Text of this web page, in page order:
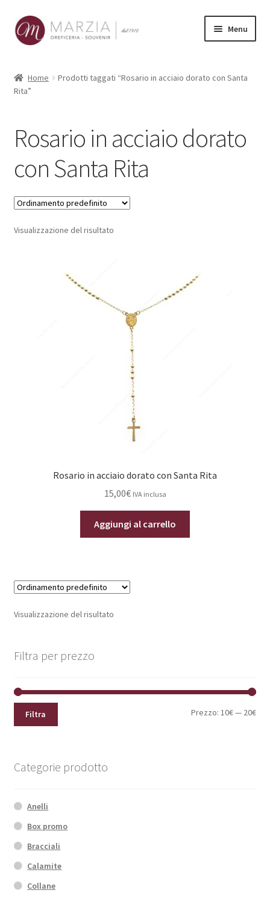
Vai
alla
Vai
al
Menu
Prodotti
Home
Prodotti taggati “Rosario in acciaio dorato con Santa
Rita”
Rosario in acciaio dorato
con Santa Rita
Visualizzazione del risultato
Rosario in acciaio dorato con Santa Rita
15,00€ IVA inclusa
Aggiungi al carrello
Visualizzazione del risultato
Filtra per prezzo
Filtra Prezzo:10€— 20€
Categorie prodotto
Anelli
Box promo
Bracciali
Calamite
Collane